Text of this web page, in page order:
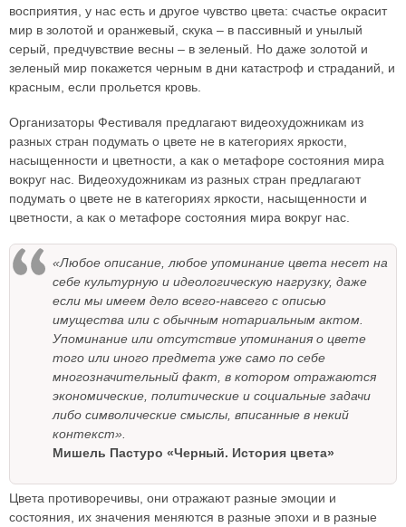
восприятия, у нас есть и другое чувство цвета: счастье окрасит
мир в золотой и оранжевый, скука – в пассивный и унылый
серый, предчувствие весны – в зеленый. Но даже золотой и
зеленый мир покажется черным в дни катастроф и страданий, и
красным, если прольется кровь.
Организаторы Фестиваля предлагают видеохудожникам из
разных стран подумать о цвете не в категориях яркости,
насыщенности и цветности, а как о метафоре состояния мира
вокруг нас. Видеохудожникам из разных стран предлагают
подумать о цвете не в категориях яркости, насыщенности и
цветности, а как о метафоре состояния мира вокруг нас.
«Любое описание, любое упоминание цвета несет на
себе культурную и идеологическую нагрузку, даже
если мы имеем дело всего-навсего с описью
имущества или с обычным нотариальным актом.
Упоминание или отсутствие упоминания о цвете
того или иного предмета уже само по себе
многозначительный факт, в котором отражаются
экономические, политические и социальные задачи
либо символические смыслы, вписанные в некий
контекст».
Мишель Пастуро «Черный. История цвета»
Цвета противоречивы, они отражают разные эмоции и
состояния, их значения меняются в разные эпохи и в разные